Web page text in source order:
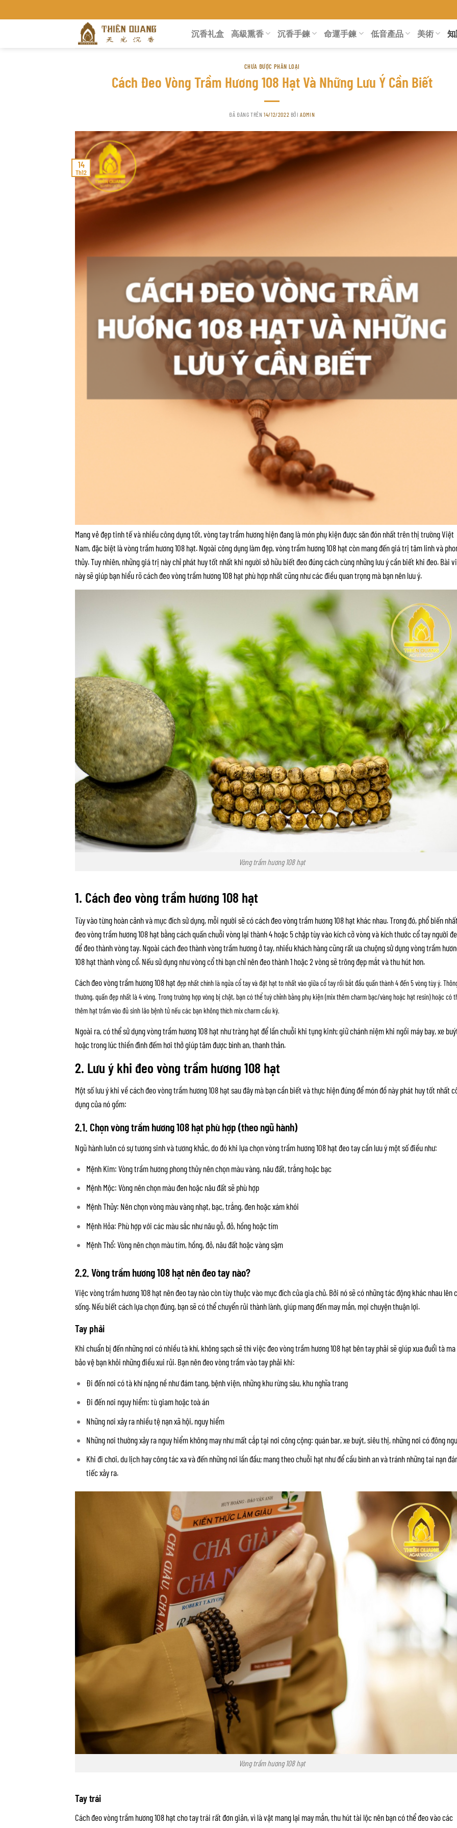
đến
沉香礼盒 高級熏香 沉香手鍊 命運手鍊 低音產品 美術
CHƯA ĐƯỢC PHÂN LOẠI
Cách Đeo Vòng Trầm Hương 108 Hạt Và Những Lưu Ý Cần Biết
ĐÃ ĐĂNG TRÊN14/12/2022 BỞIADMIN
14
Th12
Mang vẻ đẹp tinh tế và nhiều công dụng tốt, vòng tay trầm hương hiện đang là món phụ kiện được săn đón nhất trên thị trường Việt
Nam, đặc biệt là vòng trầm hương 108 hạt. Ngoài công dụng làm đẹp, vòng trầm hương 108 hạt còn mang đến giá trị tâm linh và
thủy. Tuy nhiên, những giá trị này chỉ phát huy tốt nhất khi người sở hữu biết đeo đúng cách cùng những lưu ý cần biết khi đeo. Bài
này sẽ giúp bạn hiểu rõ cách đeo vòng trầm hương 108 hạt phù hợp nhất cũng như các điều quan trọng mà bạn nên lưu ý.
Vòng trầm hương 108 hạt
1. Cách đeo vòng trầm hương 108 hạt
Tùy vào từng hoàn cảnh và mục đích sử dụng, mỗi người sẽ có cách đeo vòng trầm hương 108 hạt khác nhau. Trong đó, phổ biến
đeo vòng trầm hương 108 hạt bằng cách quấn chuỗi vòng lại thành 4 hoặc 5 chập tùy vào kích cỡ vòng và kích thước cổ tay người
để đeo thành vòng tay. Ngoài cách đeo thành vòng trầm hương ở tay, nhiều khách hàng cũng rất ưa chuộng sử dụng vòng trầm
108 hạt thành vòng cổ. Nếu sử dụng như vòng cổ thì bạn chỉ nên đeo thành 1 hoặc 2 vòng sẽ trông đẹp mắt và thu hút hơn.
Cách đeo vòng trầm hương 108 hạtđẹp nhất chính là ngửa cổ tay và đặt hạt to nhất vào giữa cổ tay rồi bắt đầu quấn thành 4 đến 5 vòng tùy ý.
thường, quấn đẹp nhất là 4 vòng. Trong trường hợp vòng bị chật, bạn có thể tuỳ chỉnh bằng phụ kiện (mix thêm charm bạc/vàng hoặc hạt resin) hoặc có
thêm hạt trầm vào đủ sinh lão bệnh tử nếu các bạn không thích mix charm cầu kỳ.
Ngoài ra, có thể sử dụng vòng trầm hương 108 hạt như tràng hạt để lần chuỗi khi tụng kinh; giữ chánh niệm khi ngồi máy bay, xe
hoặc trong lúc thiền đình đếm hơi thở giúp tâm được bình an, thanh thản.
2. Lưu ý khi đeo vòng trầm hương 108 hạt
Một số lưu ý khi về cách đeo vòng trầm hương 108 hạt sau đây mà bạn cần biết và thực hiện đúng để món đồ này phát huy tốt nhất
dụng của nó gồm:
2.1. Chọn vòng trầm hương 108 hạt phù hợp (theo ngũ hành)
Ngũ hành luôn có sự tương sinh và tương khắc, do đó khi lựa chọn vòng trầm hương 108 hạt đeo tay cần lưu ý một số điều như:
Mệnh Kim: Vòng trầm hương phong thủy nên chọn màu vàng, nâu đất, trắng hoặc bạc
Mệnh Mộc: Vòng nên chọn màu đen hoặc nâu đất sẽ phù hợp
Mệnh Thủy: Nên chọn vòng màu vàng nhạt, bạc, trắng, đen hoặc xám khói
Mệnh Hỏa: Phù hợp với các màu sắc như nâu gỗ, đỏ, hồng hoặc tím
Mệnh Thổ: Vòng nên chọn màu tím, hồng, đỏ, nâu đất hoặc vàng sậm
2.2. Vòng trầm hương 108 hạt nên đeo tay nào?
Việc vòng trầm hương 108 hạt nên đeo tay nào còn tùy thuộc vào mục đích của gia chủ. Bởi nó sẽ có những tác động khác nhau lên
sống. Nếu biết cách lựa chọn đúng, bạn sẽ có thể chuyển rủi thành lành, giúp mang đến may mắn, mọi chuyện thuận lợi.
Tay phải
Khi chuẩn bị đến những nơi có nhiều tà khí, không sạch sẽ thì việc đeo vòng trầm hương 108 hạt bên tay phải sẽ giúp xua đuổi tà
bảo vệ bạn khỏi những điều xui rủi. Bạn nên đeo vòng trầm vào tay phải khi:
Đi đến nơi có tà khí nặng nề như đám tang, bệnh viện, những khu rừng sâu, khu nghĩa trang
Đi đến nơi nguy hiểm: tù giam hoặc toà án
Những nơi xảy ra nhiều tệ nạn xã hội, nguy hiểm
Những nơi thường xảy ra nguy hiểm không may như mất cắp tại nơi công cộng: quán bar, xe buýt, siêu thị, những nơi có đông
Khi đi chơi, du lịch hay công tác xa và đến những nơi lần đầu; mang theo chuỗi hạt như để cầu bình an và tránh những tai nạn
tiếc xảy ra.
Vòng trầm hương 108 hạt
Tay trái
Cách đeo vòng trầm hương 108 hạt cho tay trái rất đơn giản, vì là vật mang lại may mắn, thu hút tài lộc nên bạn có thể đeo vào các